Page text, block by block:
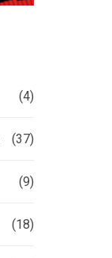
(4)
(37)
(9)
(18)